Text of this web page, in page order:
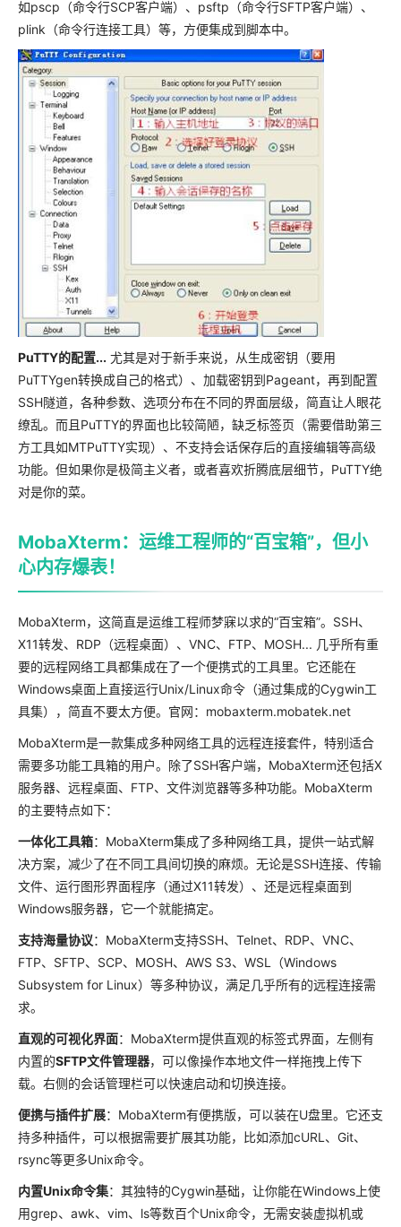
如pscp（命令行SCP客户端）、psftp（命令行SFTP客户端）、
plink（命令行连接工具）等，方便集成到脚本中。
PuTTY的配置... 尤其是对于新手来说，从生成密钥（要用
PuTTYgen转换成自己的格式）、加载密钥到Pageant，再到配置
SSH隧道，各种参数、选项分布在不同的界面层级，简直让人眼花
缭乱。而且PuTTY的界面也比较简陋，缺乏标签页（需要借助第三
方工具如MTPuTTY实现）、不支持会话保存后的直接编辑等高级
功能。但如果你是极简主义者，或者喜欢折腾底层细节，PuTTY绝
对是你的菜。
MobaXterm：运维工程师的“百宝箱”，但小
心内存爆表！
MobaXterm，这简直是运维工程师梦寐以求的“百宝箱”。SSH、
X11转发、RDP（远程桌面）、VNC、FTP、MOSH... 几乎所有重
要的远程网络工具都集成在了一个便携式的工具里。它还能在
Windows桌面上直接运行Unix/Linux命令（通过集成的Cygwin工
具集），简直不要太方便。官网：mobaxterm.mobatek.net
MobaXterm是一款集成多种网络工具的远程连接套件，特别适合
需要多功能工具箱的用户。除了SSH客户端，MobaXterm还包括X
服务器、远程桌面、FTP、文件浏览器等多种功能。MobaXterm
的主要特点如下：
一体化工具箱：MobaXterm集成了多种网络工具，提供一站式解
决方案，减少了在不同工具间切换的麻烦。无论是SSH连接、传输
文件、运行图形界面程序（通过X11转发）、还是远程桌面到
Windows服务器，它一个就能搞定。
支持海量协议：MobaXterm支持SSH、Telnet、RDP、VNC、
FTP、SFTP、SCP、MOSH、AWS S3、WSL（Windows
Subsystem for Linux）等多种协议，满足几乎所有的远程连接需
求。
直观的可视化界面：MobaXterm提供直观的标签式界面，左侧有
内置的SFTP文件管理器，可以像操作本地文件一样拖拽上传下
载。右侧的会话管理栏可以快速启动和切换连接。
便携与插件扩展：MobaXterm有便携版，可以装在U盘里。它还支
持多种插件，可以根据需要扩展其功能，比如添加cURL、Git、
rsync等更多Unix命令。
内置Unix命令集：其独特的Cygwin基础，让你能在Windows上使
用grep、awk、vim、ls等数百个Unix命令，无需安装虚拟机或